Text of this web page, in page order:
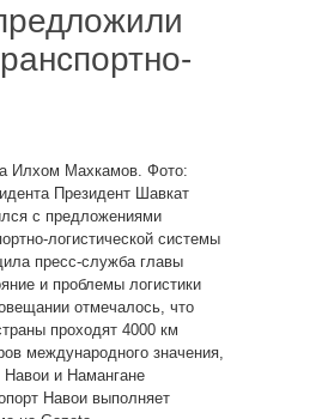
Илхом Махкамов. Фото:
Президент Шавкат
с предложениями
логистической системы
пресс-служба главы
и проблемы логистики
отмечалось, что
проходят 4000 км
международного значения,
и Намангане
Навои выполняет